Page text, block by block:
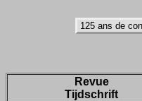
Revue
Tijdschrift